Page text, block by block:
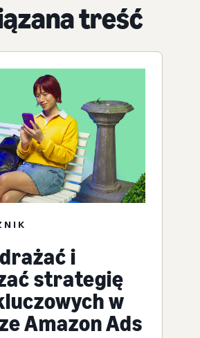
treść
i
strategię
w
Amazon Ads